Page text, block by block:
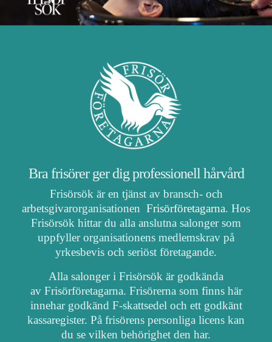
Bra frisörer ger dig professionell hårvård
Frisörsök är en tjänst av bransch- och
arbetsgivarorganisationen Frisörföretagarna. Hos
Frisörsök hittar du alla anslutna salonger som
uppfyller organisationens medlemskrav på
yrkesbevis och seriöst företagande.
Alla salonger i Frisörsök är godkända
av Frisörföretagarna. Frisörerna som finns här
innehar godkänd F-skattsedel och ett godkänt
kassaregister. På frisörens personliga licens kan
du se vilken behörighet den har.